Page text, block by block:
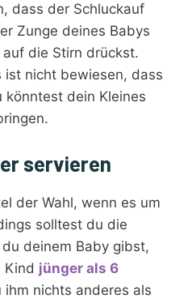
dass der Schluckauf
Zunge deines Babys
die Stirn drückst.
ist nicht bewiesen, dass
dein Kleines
servieren
der Wahl, wenn es um
solltest du die
deinem Baby gibst,
Kind jünger als 6
nichts anderes als